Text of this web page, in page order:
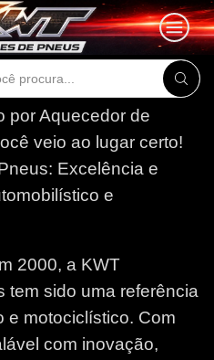
Search
por Aquecedor de
veio ao lugar certo!
Excelência e
e
2000, a KWT
tem sido uma referência
e motociclístico. Com
com inovação,